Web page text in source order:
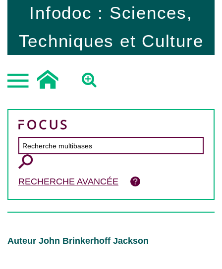
Infodoc : Sciences,
Techniques et Culture
RECHERCHE AVANCÉE
Auteur John Brinkerhoff Jackson